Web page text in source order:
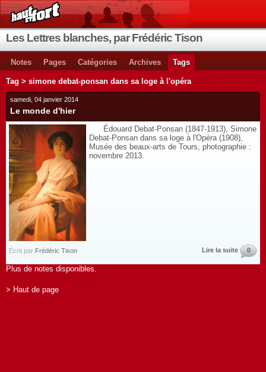
Les Lettres blanches, par Frédéric Tison
Notes Pages Catégories Archives Tags
Tag > simone debat-ponsan dans sa loge à l'opéra
samedi, 04 janvier 2014
Le monde d'hier
Édouard Debat-Ponsan (1847-1913), Simone
Debat-Ponsan dans sa loge à l'Opéra (1908),
Musée des beaux-arts de Tours, photographie :
novembre 2013.
Écrit par Frédéric Tison Lire la suite 0
Plus de notes disponibles.
> Haut de page